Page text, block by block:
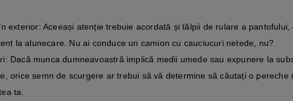
exterior: Aceeași atenție trebuie acordată și tălpii de rulare a
la alunecare. Nu ai conduce un camion cu cauciucuri netede, nu?
Dacă munca dumneavoastră implică medii umede sau expunere la
orice semn de scurgere ar trebui să vă determine să căutați o
ta.